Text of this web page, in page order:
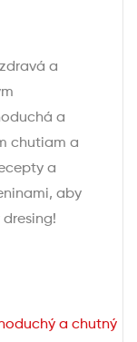
a
a
chutiam a
a
aby
a chutný